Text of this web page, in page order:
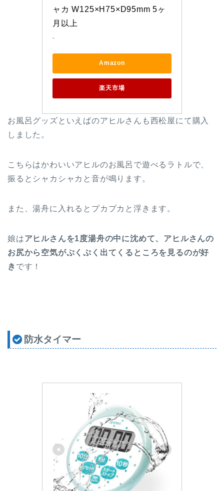
ャカ W125×H75×D95mm 5ヶ
月以上
-
Amazon
楽天市場
お風呂グッズといえばのアヒルさんも西松屋にて購入
しました。
こちらはかわいいアヒルのお風呂で遊べるラトルで、
振るとシャカシャカと音が鳴ります。
また、湯舟に入れるとプカプカと浮きます。
娘はアヒルさんを1度湯舟の中に沈めて、アヒルさんの
お尻から空気がぷくぷく出てくるところを見るのが好
き です！
防水タイマー